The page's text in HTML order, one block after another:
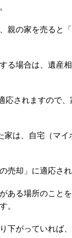
親の家を売ると
る場合は、遺産
されますので
は、自宅（マ
売却」に適応され
ある場所のこと
。
下がっていれば